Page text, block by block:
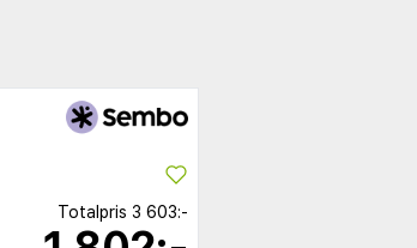
Totalpris 3 603:-